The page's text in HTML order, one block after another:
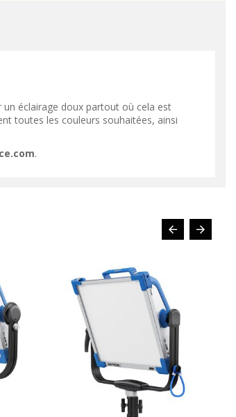
éclairage doux partout où cela est
toutes les couleurs souhaitées, ainsi
.